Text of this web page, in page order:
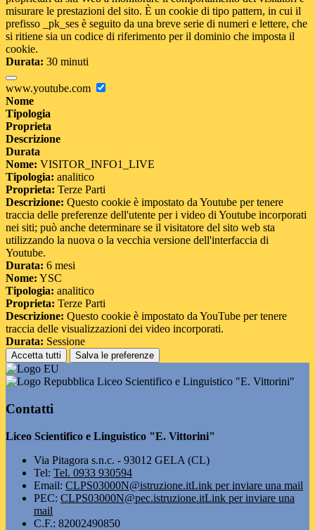
misurare le prestazioni del sito. È un cookie di tipo pattern, in cui il
prefisso _pk_ses è seguito da una breve serie di numeri e lettere, che
si ritiene sia un codice di riferimento per il dominio che imposta il
cookie.
Durata: 30 minuti
www.youtube.com
Nome
Tipologia
Proprieta
Descrizione
Durata
Nome: VISITOR_INFO1_LIVE
Tipologia: analitico
Proprieta: Terze Parti
Descrizione: Questo cookie è impostato da Youtube per tenere
traccia delle preferenze dell'utente per i video di Youtube incorporati
nei siti; può anche determinare se il visitatore del sito web sta
utilizzando la nuova o la vecchia versione dell'interfaccia di
Youtube.
Durata: 6 mesi
Nome: YSC
Tipologia: analitico
Proprieta: Terze Parti
Descrizione: Questo cookie è impostato da YouTube per tenere
traccia delle visualizzazioni dei video incorporati.
Durata: Sessione
Accetta tutti Salva le preferenze
Liceo Scientifico e Linguistico "E. Vittorini"
Contatti
Liceo Scientifico e Linguistico "E. Vittorini"
Via Pitagora s.n.c. - 93012 GELA (CL)
Tel: Tel. 0933 930594
Email: CLPS03000N@istruzione.itLink per inviare una mail
PEC: CLPS03000N@pec.istruzione.itLink per inviare una
mail
C.F.: 82002490850